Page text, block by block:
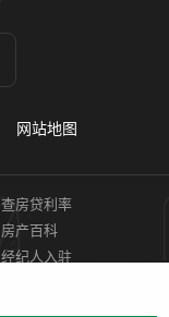
网站地图
查房贷利率
房产百科
经纪人入驻